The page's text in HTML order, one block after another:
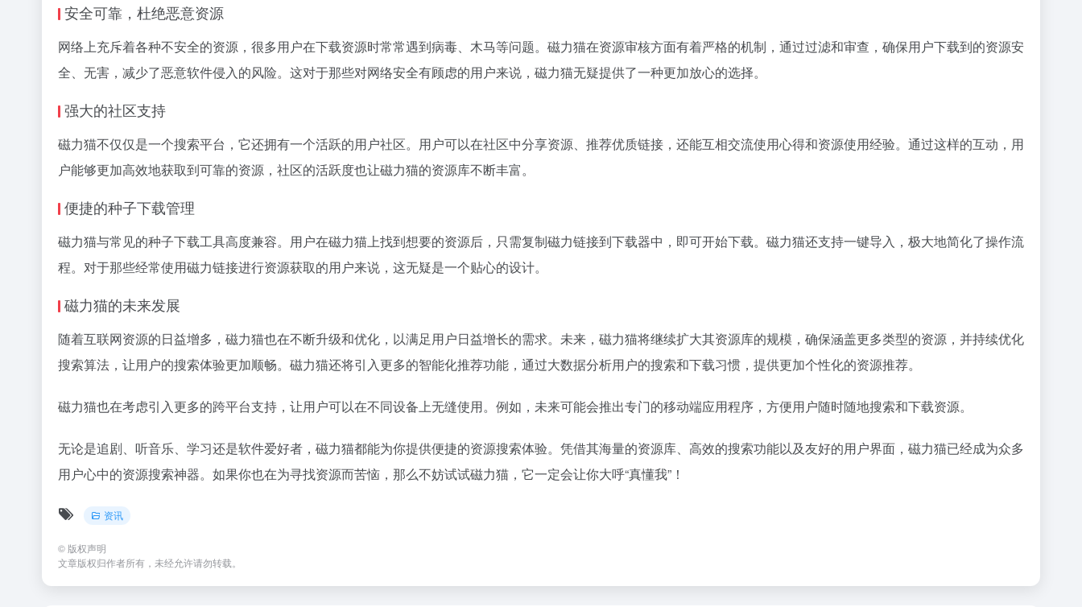
安全可靠，杜绝恶意资源
网络上充斥着各种不安全的资源，很多用户在下载资源时常常遇到病毒、木马等问题。磁力猫在资源审核方面有着严格的机制，通过过滤和审查，确保用户下载到的资源安
全、无害，减少了恶意软件侵入的风险。这对于那些对网络安全有顾虑的用户来说，磁力猫无疑提供了一种更加放心的选择。
强大的社区支持
磁力猫不仅仅是一个搜索平台，它还拥有一个活跃的用户社区。用户可以在社区中分享资源、推荐优质链接，还能互相交流使用心得和资源使用经验。通过这样的互动，用
户能够更加高效地获取到可靠的资源，社区的活跃度也让磁力猫的资源库不断丰富。
便捷的种子下载管理
磁力猫与常见的种子下载工具高度兼容。用户在磁力猫上找到想要的资源后，只需复制磁力链接到下载器中，即可开始下载。磁力猫还支持一键导入，极大地简化了操作流
程。对于那些经常使用磁力链接进行资源获取的用户来说，这无疑是一个贴心的设计。
磁力猫的未来发展
随着互联网资源的日益增多，磁力猫也在不断升级和优化，以满足用户日益增长的需求。未来，磁力猫将继续扩大其资源库的规模，确保涵盖更多类型的资源，并持续优化
搜索算法，让用户的搜索体验更加顺畅。磁力猫还将引入更多的智能化推荐功能，通过大数据分析用户的搜索和下载习惯，提供更加个性化的资源推荐。
磁力猫也在考虑引入更多的跨平台支持，让用户可以在不同设备上无缝使用。例如，未来可能会推出专门的移动端应用程序，方便用户随时随地搜索和下载资源。
无论是追剧、听音乐、学习还是软件爱好者，磁力猫都能为你提供便捷的资源搜索体验。凭借其海量的资源库、高效的搜索功能以及友好的用户界面，磁力猫已经成为众多
用户心中的资源搜索神器。如果你也在为寻找资源而苦恼，那么不妨试试磁力猫，它一定会让你大呼“真懂我”！
资讯
© 版权声明
文章版权归作者所有，未经允许请勿转载。